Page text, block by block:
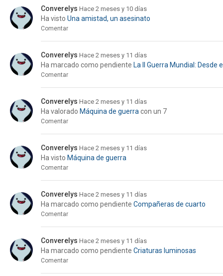
Converelys Hace 2 meses y 10 días
Ha visto Una amistad, un asesinato
Comentar
Converelys Hace 2 meses y 11 días
Ha marcado como pendiente La II Guerra Mundial: Desde
Comentar
Converelys Hace 2 meses y 11 días
Ha valorado Máquina de guerra con un 7
Comentar
Converelys Hace 2 meses y 11 días
Ha visto Máquina de guerra
Comentar
Converelys Hace 2 meses y 11 días
Ha marcado como pendiente Compañeras de cuarto
Comentar
Converelys Hace 2 meses y 11 días
Ha marcado como pendiente Criaturas luminosas
Comentar